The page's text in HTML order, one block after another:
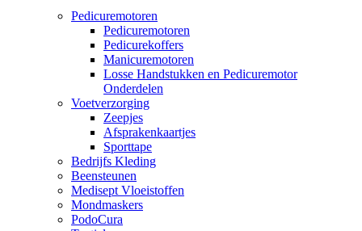
Pedicuremotoren
Pedicuremotoren
Pedicurekoffers
Manicuremotoren
Losse Handstukken en Pedicuremotor
Onderdelen
Voetverzorging
Zeepjes
Afsprakenkaartjes
Sporttape
Bedrijfs Kleding
Beensteunen
Medisept Vloeistoffen
Mondmaskers
PodoCura